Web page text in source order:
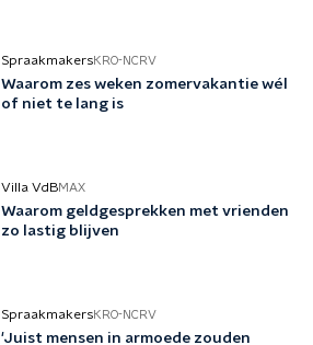
SpraakmakersKRO-NCRV
Waarom zes weken zomervakantie wél
of niet te lang is
Villa VdBMAX
Waarom geldgesprekken met vrienden
zo lastig blijven
SpraakmakersKRO-NCRV
'Juist mensen in armoede zouden